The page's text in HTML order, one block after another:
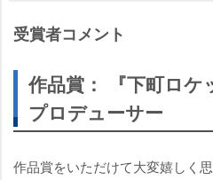
受賞者コメント
作品賞： 『下町ロケ
プロデューサー
作品賞をいただけて大変嬉しく思